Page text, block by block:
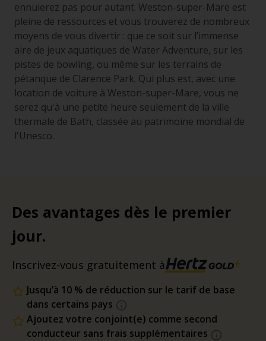
ennuierez pas pour autant. Weston-super-Mare est
pleine de ressources et vous trouverez de nombreux
moyens de vous divertir : que ce soit sur l’immense
aire de jeux aquatiques de Water Adventure, sur les
pistes de bowling, ou même sur les terrains de
pétanque de Clarence Park. Qui plus est, avec une
location de voiture à Weston-super-Mare, vous ne
serez qu'à une petite heure seulement de la ville
thermale de Bath, classée au patrimoine mondial de
l'Unesco.
Des avantages dès le premier
jour.
Inscrivez-vous gratuitement à
Jusqu’à 10 % de réduction sur le tarif de base
dans certains pays
Ajoutez votre conjoint(e) comme second
conducteur sans frais supplémentaires